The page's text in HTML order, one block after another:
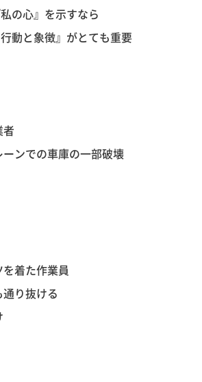
の心』を示すなら
動と象徴』がとても重要
ンでの車庫の一部破壊
着た作業員
り抜ける